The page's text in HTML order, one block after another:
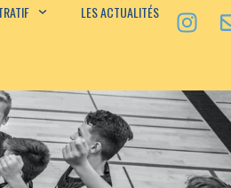
LES ACTUALITÉS